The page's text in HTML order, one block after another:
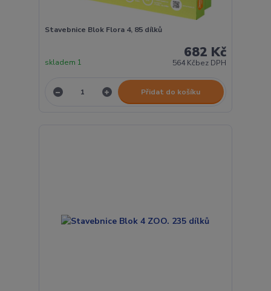
Stavebnice Blok Flora 4, 85 dílků
682 Kč
564 Kčbez DPH
skladem 1
Přidat do košíku